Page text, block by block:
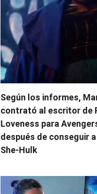
Según los informes,
contrató al escritor de
Loveness para
después de conseguir
She-Hulk